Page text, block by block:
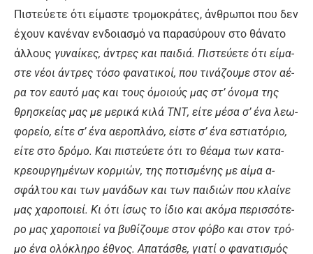
Πι­στεύ­ε­τε ό­τι εί­μα­στε τρο­μο­κρά­τες, άν­θρω­ποι που δεν
έ­χουν κα­νέ­ναν εν­δοια­σμό να πα­ρα­σύ­ρουν στο θά­να­το
άλ­λους γυ­ναί­κες, ά­ντρες και παι­διά. Πι­στεύ­ε­τε ό­τι εί­μα­
στε νέ­οι ά­ντρες τό­σο φα­να­τι­κοί, που τι­νά­ζου­με στον α­έ­
ρα τον ε­αυ­τό μας και τους ό­μοιούς μας στ’ ό­νο­μα της
θρη­σκεί­ας μας με με­ρι­κά κι­λά ΤΝΤ, εί­τε μέ­σα σ’ έ­να λε­ω­
φο­ρεί­ο, εί­τε σ’ έ­να α­ε­ρο­πλά­νο, εί­στε σ’ έ­να ε­στια­τό­ριο,
εί­τε στο δρό­μο. Και πι­στεύ­ε­τε ό­τι το θέ­α­μα των κα­τα­
κρε­ουρ­γη­μέ­νων κορ­μιών, της πο­τι­σμέ­νης με αί­μα α­
σφάλ­του και των μα­νά­δων και των παι­διών που κλαί­νε
μας χα­ρο­ποιεί. Κι ό­τι ί­σως το ί­διο και α­κό­μα πε­ρισ­σό­τε­
ρο μας χα­ρο­ποιεί να βυ­θί­ζου­με στον φό­βο και στον τρό­
μο έ­να ο­λό­κλη­ρο έ­θνος. Α­πα­τά­σθε, για­τί ο φα­να­τι­σμός